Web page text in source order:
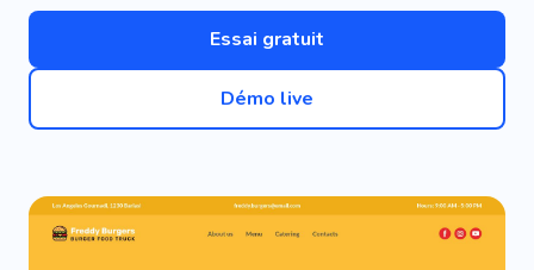
Essai gratuit
Démo live